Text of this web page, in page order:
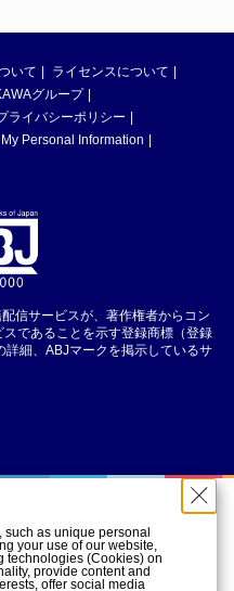
いて
ライセンスについて
グループ
ライバシーポリシー
Personal Information
信サービスが、著作権者からコン
であることを示す登録商標（登録
細、ABJマークを掲示しているサ
as unique personal
your use of our website,
technologies (Cookies) on
provide content and
offer social media